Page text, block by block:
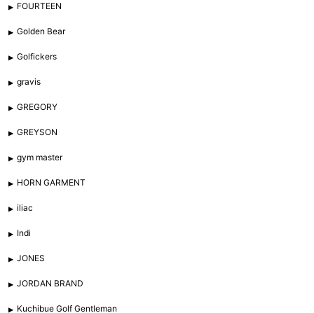
FOURTEEN
Golden Bear
Golfickers
gravis
GREGORY
GREYSON
gym master
HORN GARMENT
iliac
Indi
JONES
JORDAN BRAND
Kuchibue Golf Gentleman